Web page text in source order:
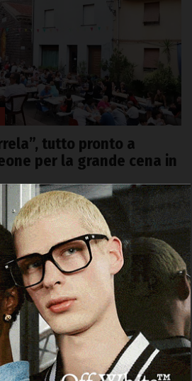
tutto pronto a
per la grande cena in
Dopo quattro giornate di apprezzati
Monteleone si prepara alla
giovedì 10…
WhatsApp
Telegram
EmailThreads